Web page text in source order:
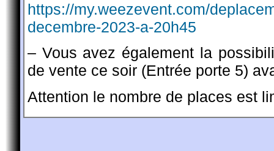
https://my.weezevent.com/
decembre-2023-a-20h45
– Vous avez également la
de vente ce soir (Entrée porte 5)
Attention le nombre de places est